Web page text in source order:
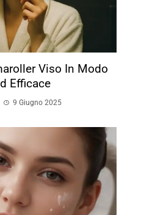
Viso In Modo
Efficace
9 Giugno 2025